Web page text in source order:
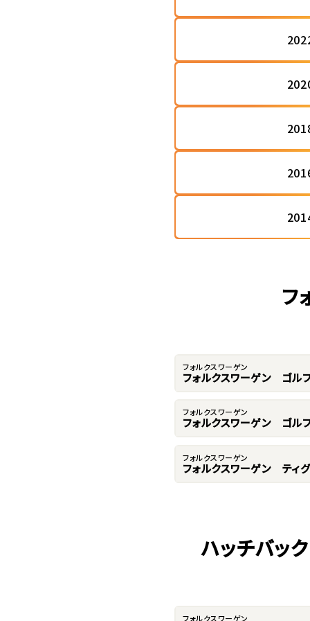
フ
フォルクスワーゲン
フォルクスワーゲン ゴル
フォルクスワーゲン
フォルクスワーゲン ゴル
フォルクスワーゲン
フォルクスワーゲン ティ
ハッチバッ
フォルクスワーゲン